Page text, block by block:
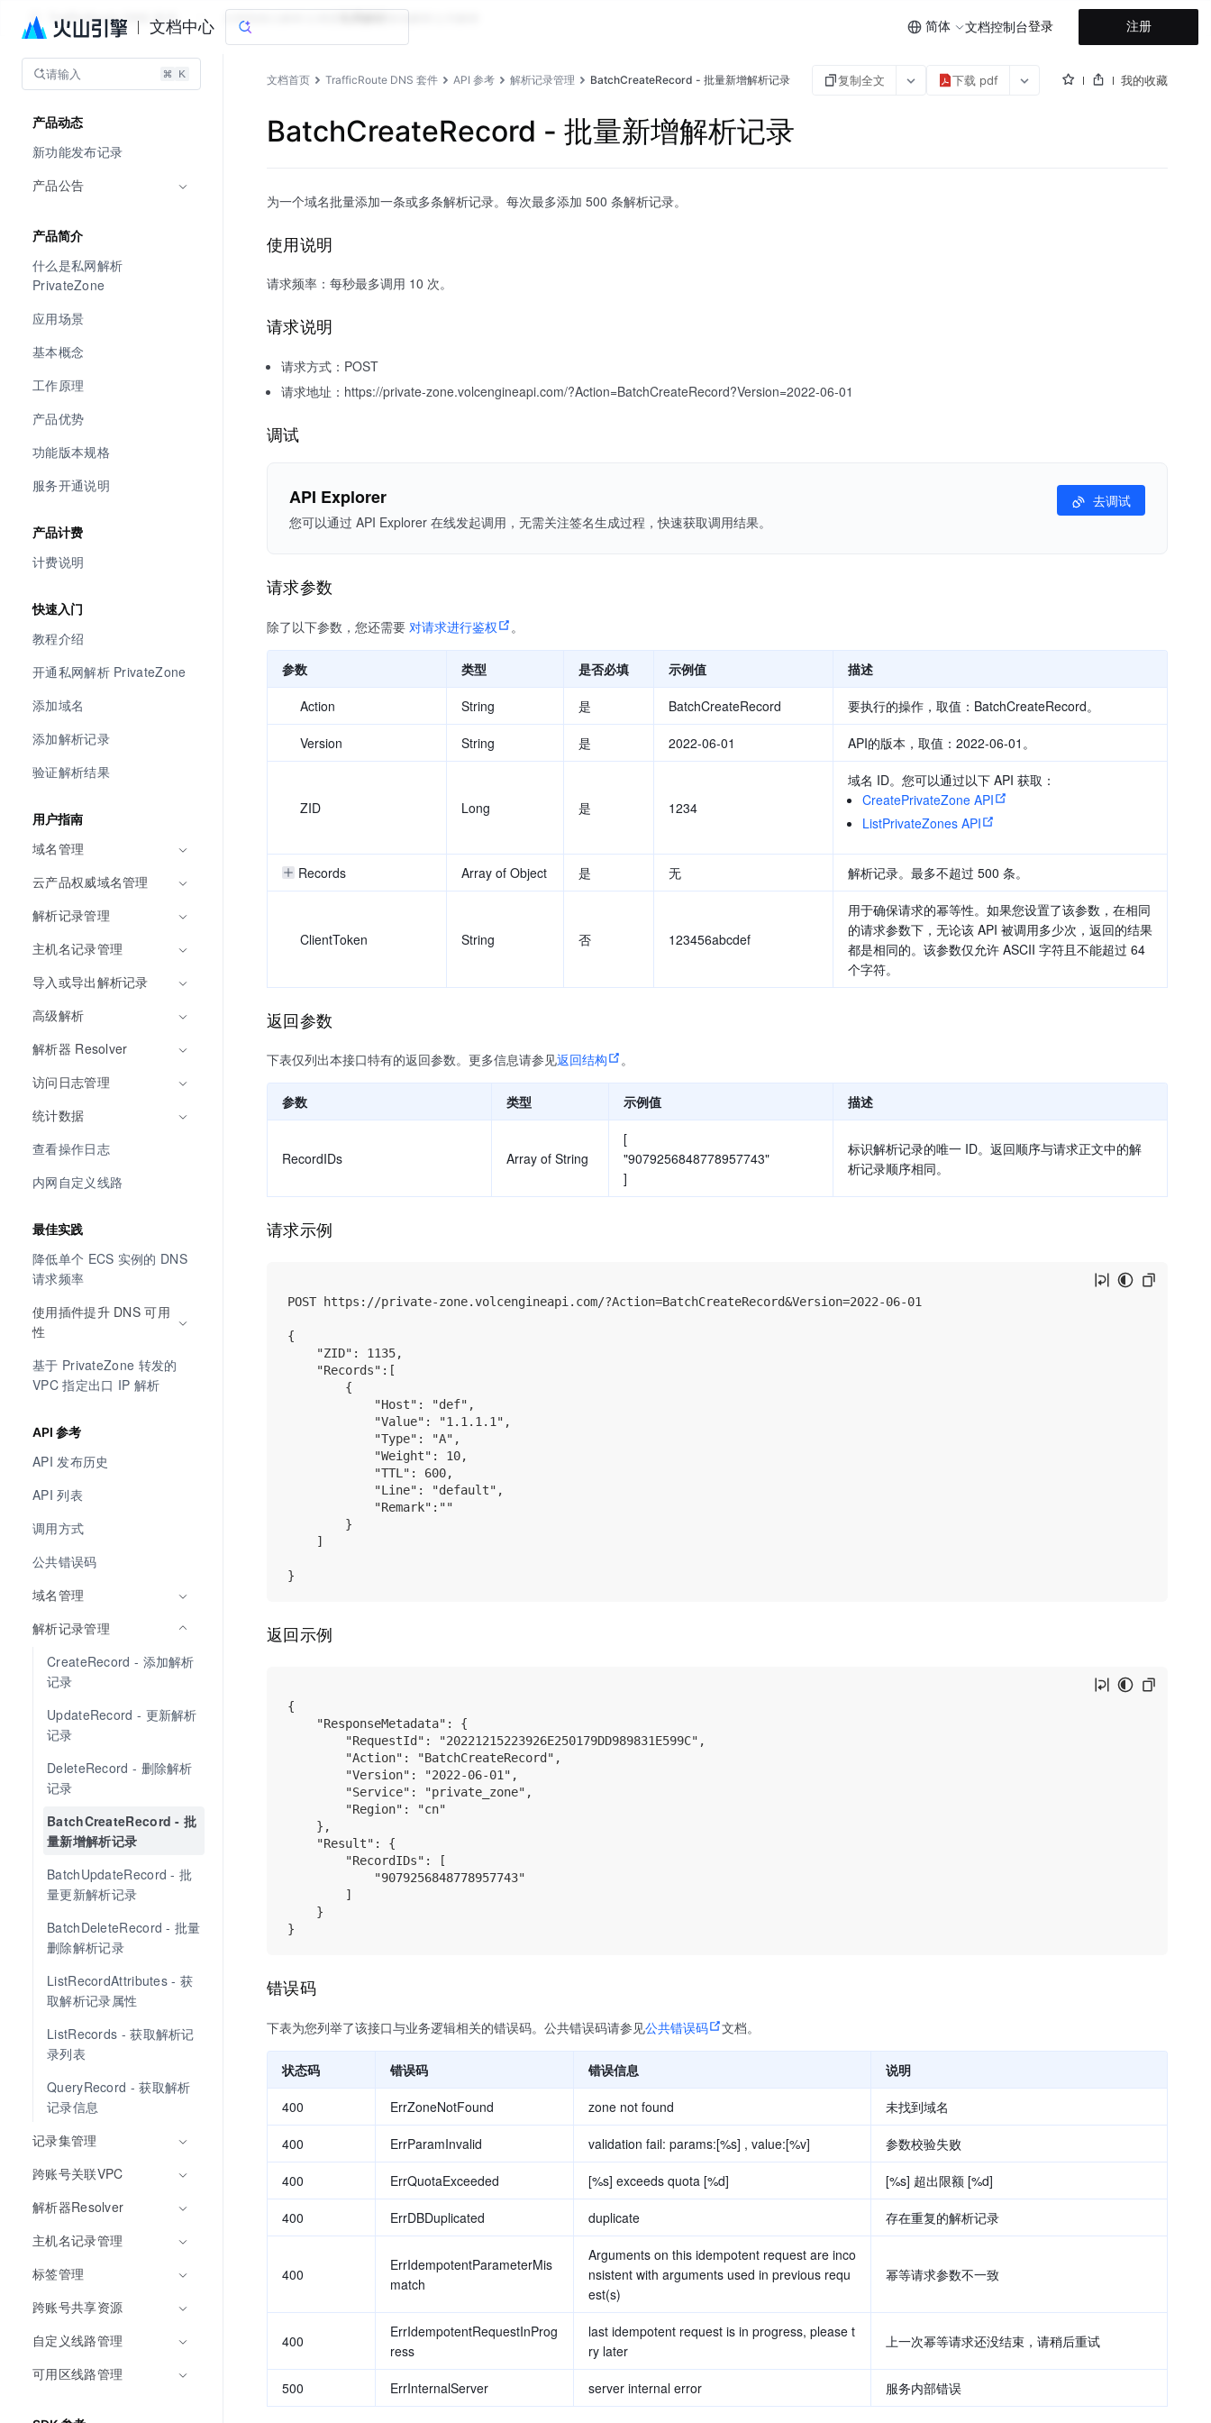
文档中心 简体 文档控制台登录 注册
TrafficRoute DNS 套件 文档指南
请输入
产品动态
新功能发布记录
产品公告
产品简介
什么是私网解析
PrivateZone
应用场景
基本概念
工作原理
产品优势
功能版本规格
服务开通说明
产品计费
计费说明
快速入门
教程介绍
开通私网解析 PrivateZone
添加域名
添加解析记录
验证解析结果
用户指南
域名管理
云产品权威域名管理
解析记录管理
主机名记录管理
导入或导出解析记录
高级解析
解析器 Resolver
访问日志管理
统计数据
查看操作日志
内网自定义线路
最佳实践
降低单个 ECS 实例的 DNS
请求频率
使用插件提升 DNS 可用
性
基于 PrivateZone 转发的
VPC 指定出口 IP 解析
API 参考
API 发布历史
API 列表
调用方式
公共错误码
域名管理
解析记录管理
CreateRecord - 添加解析
记录
UpdateRecord - 更新解析
记录
DeleteRecord - 删除解析
记录
BatchCreateRecord - 批
量新增解析记录
BatchUpdateRecord - 批
量更新解析记录
BatchDeleteRecord - 批量
删除解析记录
ListRecordAttributes - 获
取解析记录属性
ListRecords - 获取解析记
录列表
QueryRecord - 获取解析
记录信息
记录集管理
跨账号关联VPC
解析器Resolver
主机名记录管理
标签管理
跨账号共享资源
自定义线路管理
可用区线路管理
文档首页 TrafficRoute DNS 套件 API 参考 解析记录管理 BatchCreateRecord - 批量新增解析记录 复制全文 下载 pdf 我的收藏
BatchCreateRecord - 批量新增解析记录
为一个域名批量添加一条或多条解析记录。每次最多添加 500 条解析记录。
使用说明
请求频率：每秒最多调用 10 次。
请求说明
请求方式：POST
请求地址：https://private-zone.volcengineapi.com/?Action=BatchCreateRecord?Version=2022-06-01
调试
API Explorer
您可以通过 API Explorer 在线发起调用，无需关注签名生成过程，快速获取调用结果。
去调试
请求参数
除了以下参数，您还需要 对请求进行鉴权 。
参数 类型 是否必填 示例值 描述
Action String 是 BatchCreateRecord 要执行的操作，取值：BatchCreateRecord。
Version String 是 2022-06-01 API的版本，取值：2022-06-01。
ZID Long 是 1234
域名 ID。您可以通过以下 API 获取：
CreatePrivateZone API
ListPrivateZones API
Records Array of Object 是 无 解析记录。最多不超过 500 条。
ClientToken String 否 123456abcdef
用于确保请求的幂等性。如果您设置了该参数，在相同
的请求参数下，无论该 API 被调用多少次，返回的结果
都是相同的。该参数仅允许 ASCII 字符且不能超过 64
个字符。
返回参数
下表仅列出本接口特有的返回参数。更多信息请参见返回结构 。
参数 类型 示例值 描述
RecordIDs Array of String
[
"9079256848778957743"
]
标识解析记录的唯一 ID。返回顺序与请求正文中的解
析记录顺序相同。
请求示例
POST https://private-zone.volcengineapi.com/?Action=BatchCreateRecord&Version=2022-06-01
{
    "ZID": 1135,
    "Records":[
        {
            "Host": "def",
            "Value": "1.1.1.1",
            "Type": "A",
            "Weight": 10,
            "TTL": 600,
            "Line": "default",
            "Remark":""
        }
    ]
返回示例
{
    "ResponseMetadata": {
        "RequestId": "20221215223926E250179DD989831E599C",
        "Action": "BatchCreateRecord",
        "Version": "2022-06-01",
        "Service": "private_zone",
        "Region": "cn"
    },
    "Result": {
        "RecordIDs": [
            "9079256848778957743"
        ]
    }
错误码
下表为您列举了该接口与业务逻辑相关的错误码。公共错误码请参见公共错误码 文档。
状态码 错误码 错误信息 说明
400 ErrZoneNotFound zone not found 未找到域名
400 ErrParamInvalid validation fail: params:[%s] , value:[%v] 参数校验失败
400 ErrQuotaExceeded [%s] exceeds quota [%d] [%s] 超出限额 [%d]
400 ErrDBDuplicated duplicate 存在重复的解析记录
400
ErrIdempotentParameterMis
match
Arguments on this idempotent request are inco
nsistent with arguments used in previous requ
est(s)
幂等请求参数不一致
400
ErrIdempotentRequestInProg
ress
last idempotent request is in progress, please t
ry later
上一次幂等请求还没结束，请稍后重试
500 ErrInternalServer server internal error 服务内部错误